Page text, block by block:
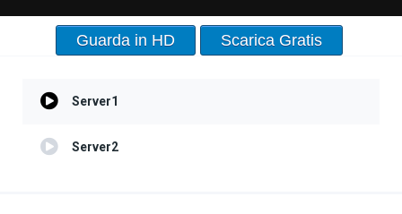
Guarda in HD Scarica Gratis
Server1
Server2